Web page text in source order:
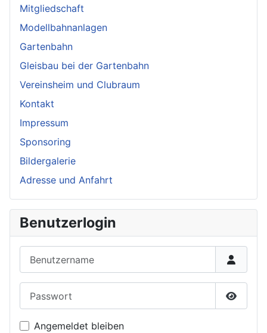
Mitgliedschaft
Modellbahnanlagen
Gartenbahn
Gleisbau bei der Gartenbahn
Vereinsheim und Clubraum
Kontakt
Impressum
Sponsoring
Bildergalerie
Adresse und Anfahrt
Benutzerlogin
Angemeldet bleiben